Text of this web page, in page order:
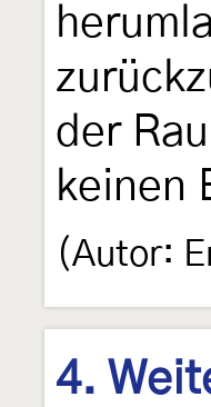
der
keinen
(Autor:
4.